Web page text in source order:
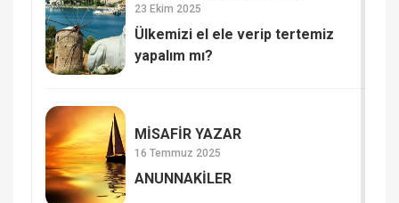
23 Ekim 2025
Ülkemizi el ele verip tertemiz
yapalım mı?
MİSAFİR YAZAR
16 Temmuz 2025
ANUNNAKİLER